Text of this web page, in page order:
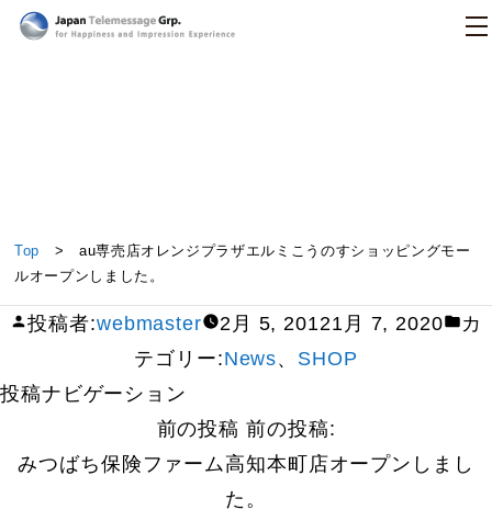
au専売店オレンジプラザエルミこうのすショッピン
グモールオープンしました。
Top > au専売店オレンジプラザエルミこうのすショッピングモー
ルオープンしました。
投稿者:webmaster 2月 5, 20121月 7, 2020
カ
テゴリー:News、 SHOP
投稿ナビゲーション
前の投稿 前の投稿:
みつばち保険ファーム高知本町店オープンしまし
た。